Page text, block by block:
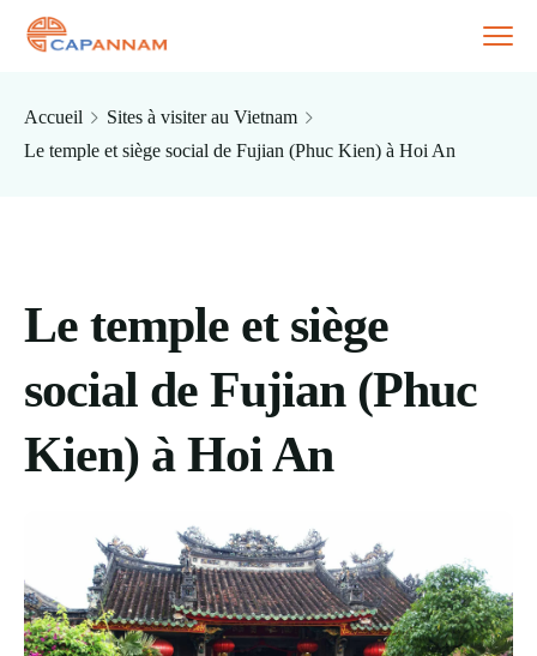
Accueil
Sites à visiter au Vietnam
Le temple et siège social de Fujian (Phuc Kien) à Hoi An
Le temple et siège
social de Fujian (Phuc
Kien) à Hoi An